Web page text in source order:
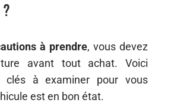
à prendre, vous devez
avant tout achat. Voici
clés à examiner pour vous
est en bon état.